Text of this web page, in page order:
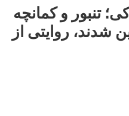
تنبور و کمانچه
شدند، روایتی از